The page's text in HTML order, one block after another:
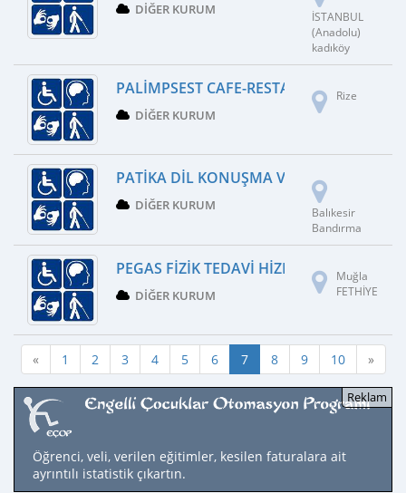
DIĞER KURUM
İSTANBUL
(Anadolu)
kadıköy
PALIMPSEST CAFE-RESTAURANT
DIĞER KURUM
Rize
PATIKA DIL KONUŞMA VE GELIŞIM
DIĞER KURUM
Balıkesir
Bandırma
PEGAS FIZIK TEDAVI HIZMETLERI
DIĞER KURUM
Muğla
FETHİYE
« 1 2 3 4 5 6 7 8 9 10 »
Öğrenci, veli, verilen eğitimler, kesilen faturalara ait
ayrıntılı istatistik çıkartın.